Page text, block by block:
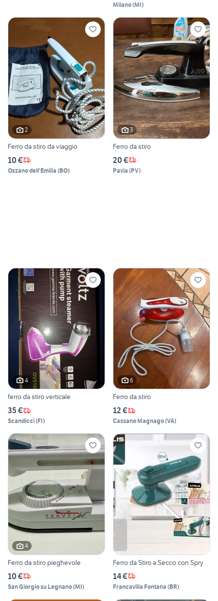
Milano(MI)
2
Ferro da stiro da viaggio
10 €
Ozzano dell'Emilia (BO)
3
Ferro da stiro
20 €
Pavia (PV)
4
ferro da stiro verticale
35 €
Scandicci(FI)
6
Ferro da stiro
12 €
Cassano Magnago(VA)
4
Ferro da stiro pieghevole
10 €
San Giorgio su Legnano(MI)
Ferro da Stiro a Secco con Spry
14 €
Francavilla Fontana (BR)